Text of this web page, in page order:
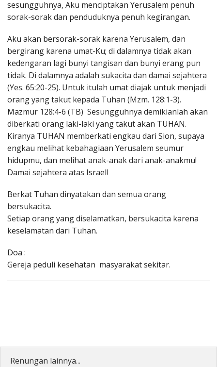
sesungguhnya, Aku menciptakan Yerusalem penuh
sorak-sorak dan penduduknya penuh kegirangan.
Aku akan bersorak-sorak karena Yerusalem, dan
bergirang karena umat-Ku; di dalamnya tidak akan
kedengaran lagi bunyi tangisan dan bunyi erang pun
tidak. Di dalamnya adalah sukacita dan damai sejahtera
(Yes. 65:20-25). Untuk itulah umat diajak untuk menjadi
orang yang takut kepada Tuhan (Mzm. 128:1-3).
Mazmur 128:4-6 (TB) Sesungguhnya demikianlah akan
diberkati orang laki-laki yang takut akan TUHAN.
Kiranya TUHAN memberkati engkau dari Sion, supaya
engkau melihat kebahagiaan Yerusalem seumur
hidupmu, dan melihat anak-anak dari anak-anakmu!
Damai sejahtera atas Israel!
Berkat Tuhan dinyatakan dan semua orang
bersukacita.
Setiap orang yang diselamatkan, bersukacita karena
keselamatan dari Tuhan.
Doa :
Gereja peduli kesehatan masyarakat sekitar.
Renungan lainnya...